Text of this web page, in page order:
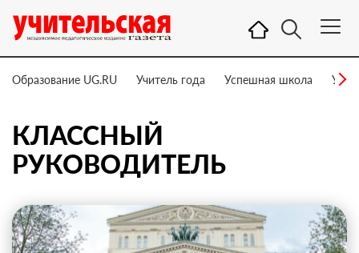
Образование UG.RU Учитель года Успешная школа
КЛАССНЫЙ
РУКОВОДИТЕЛЬ